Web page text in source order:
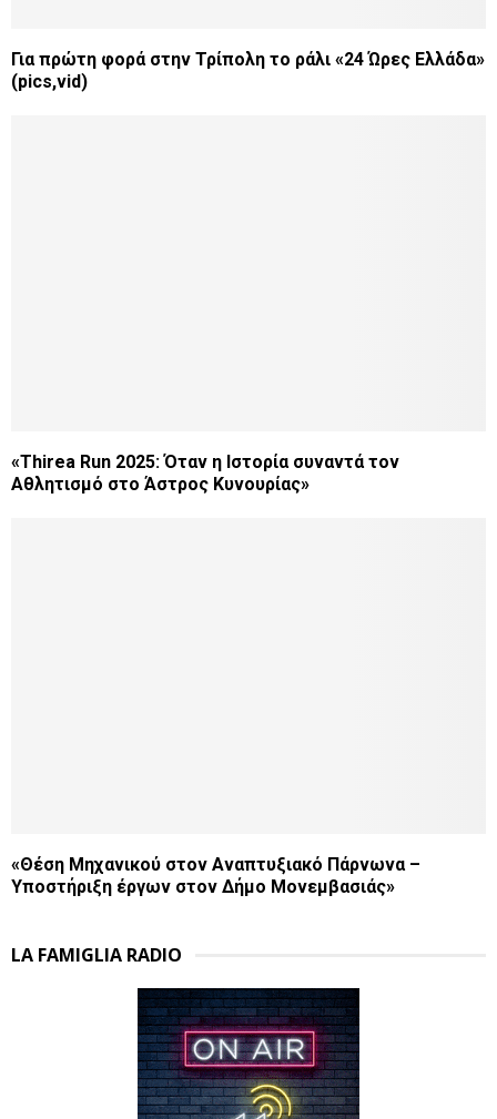
Για πρώτη φορά στην Τρίπολη το ράλι «24 Ώρες Ελλάδα»
(pics,vid)
«Thirea Run 2025: Όταν η Ιστορία συναντά τον
Αθλητισμό στο Άστρος Κυνουρίας»
«Θέση Μηχανικού στον Αναπτυξιακό Πάρνωνα –
Υποστήριξη έργων στον Δήμο Μονεμβασιάς»
LA FAMIGLIA RADIO